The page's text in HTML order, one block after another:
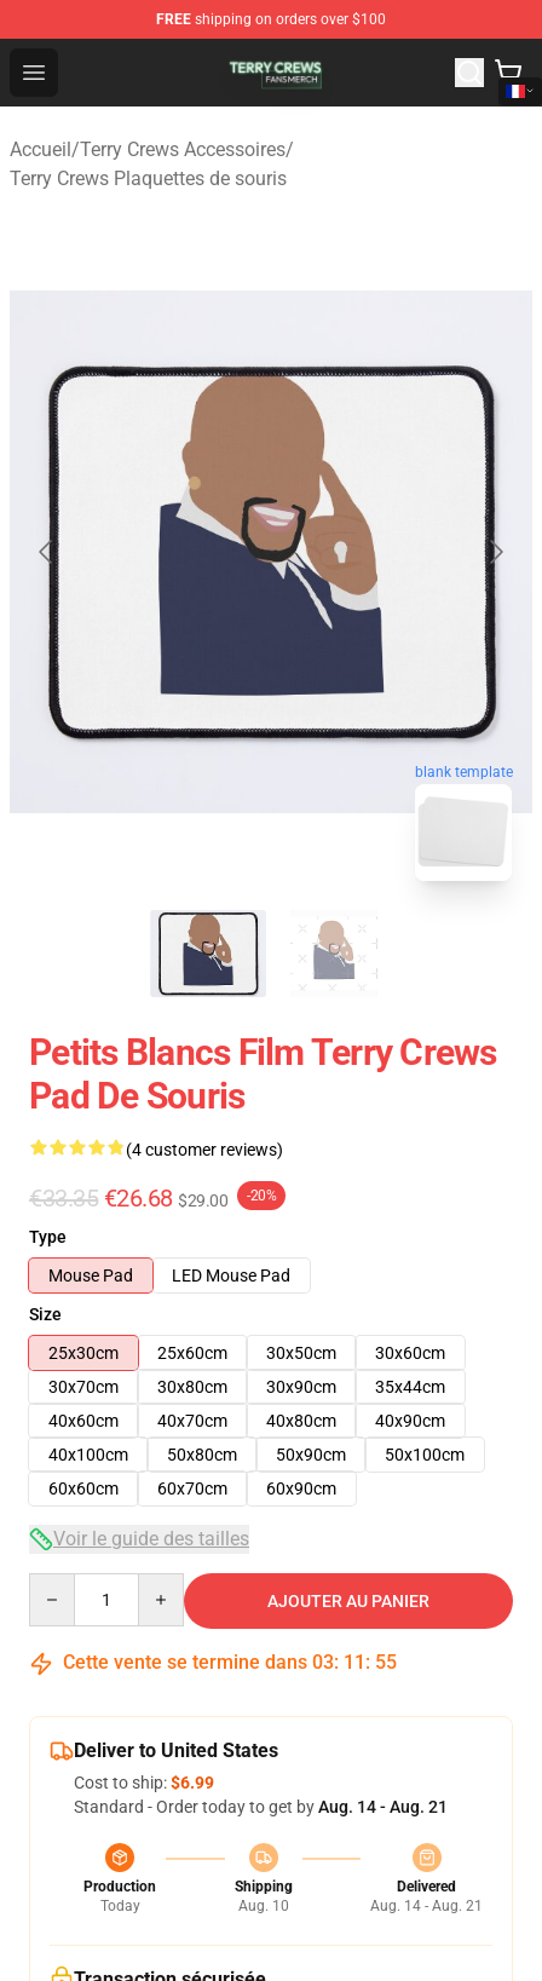
FREE shipping on orders over $100
Open menu
Terry Crews Shop - Official Terry Crews Merchandise
Accueil/Terry Crews Accessoires/
Terry Crews Plaquettes de souris
blank template
Petits Blancs Film Terry Crews
Pad De Souris
(4 customer reviews)
€33.35 €26.68 $29.00 -20%
Type
Mouse Pad
LED Mouse Pad
Size
25x30cm
25x60cm 30x50cm
30x60cm
30x70cm
30x80cm 30x90cm
35x44cm
40x60cm
40x70cm 40x80cm
40x90cm
40x100cm
50x80cm 50x90cm
50x100cm
60x60cm
60x70cm 60x90cm
Voir le guide des tailles
AJOUTER AU PANIER
Cette vente se termine dans 03: 11 : 54
Deliver to United States
Cost to ship:$6.99
Standard - Order today to get byAug. 14 - Aug. 21
Production
Today
Shipping
Aug. 10
Delivered
Aug. 14 - Aug. 21